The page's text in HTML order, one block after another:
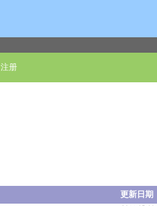
注册
更新日期